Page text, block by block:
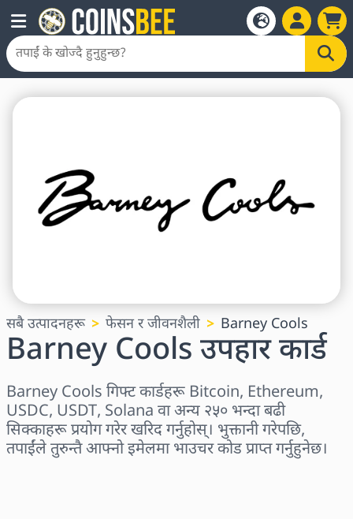
सबै उत्पादनहरू फेसन र जीवनशैली Barney Cools
Barney Cools उपहार कार्ड
Barney Cools गिफ्ट कार्डहरू Bitcoin, Ethereum,
USDC, USDT, Solana वा अन्य २५० भन्दा बढी
सिक्काहरू प्रयोग गरेर खरिद गर्नुहोस्। भुक्तानी गरेपछि,
तपाईंले तुरुन्तै आफ्नो इमेलमा भाउचर कोड प्राप्त गर्नुहुनेछ।